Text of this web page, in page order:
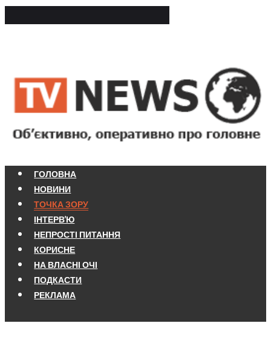
ГОЛОВНА
НОВИНИ
ТОЧКА ЗОРУ
ІНТЕРВ'Ю
НЕПРОСТІ ПИТАННЯ
КОРИСНЕ
НА ВЛАСНІ ОЧІ
ПОДКАСТИ
РЕКЛАМА